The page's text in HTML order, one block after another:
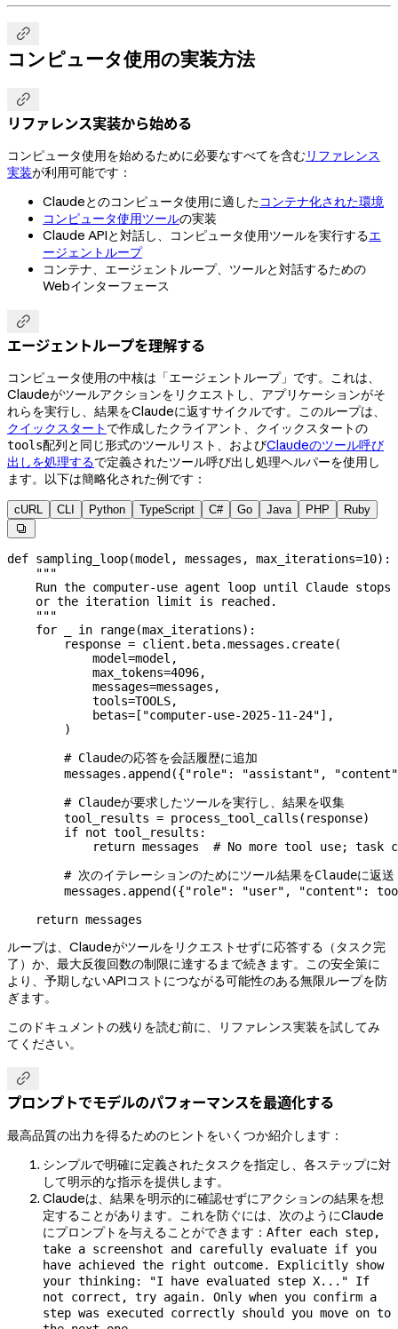

コンピュータ使用の実装方法

リファレンス実装から始める
コンピュータ使用を始めるために必要なすべてを含むリファレンス
実装が利用可能です：
Claudeとのコンピュータ使用に適したコンテナ化された環境
コンピュータ使用ツールの実装
Claude APIと対話し、コンピュータ使用ツールを実行するエ
ージェントループ
コンテナ、エージェントループ、ツールと対話するための
Webインターフェース

エージェントループを理解する
コンピュータ使用の中核は「エージェントループ」です。これは、
Claudeがツールアクションをリクエストし、アプリケーションがそ
れらを実行し、結果をClaudeに返すサイクルです。このループは、
クイックスタート で作成したクライアント、クイックスタートの
tools配列と同じ形式のツールリスト、およびClaudeのツール呼び
出しを処理するで定義されたツール呼び出し処理ヘルパーを使用し
ます。以下は簡略化された例です：
cURL CLI Python TypeScript C# Go Java PHP Ruby

def sampling_loop(model , messages , max_iterations=10):
    """
Run the computer-use agent loop until Claude stops
    or the iteration limit is reached.
    """
    for
in range(max_iterations):
        response
= client.beta.messages.create(
            model
=model,
            max_tokens
=4096,
            messages
=messages,
            tools
=TOOLS,
            betas
= [ "computer-use-2025-11-24"],
        )
        # Claudeの応答を会話履歴に追加
        messages.append({
"role" : "assistant" ,
"content"
        # Claudeが要求したツールを実行し、結果を収集
        tool_results
= process_tool_calls(response)
        if
not tool_results:
            return
messages # No more tool use; task
        # 次のイテレーションのためにツール結果をClaudeに返送
        messages.append({
"role" : "user" , "content" :
    return
messages
ループは、Claudeがツールをリクエストせずに応答する（タスク完
了）か、最大反復回数の制限に達するまで続きます。この安全策に
より、予期しないAPIコストにつながる可能性のある無限ループを防
ぎます。
このドキュメントの残りを読む前に、リファレンス実装を試してみ
てください。

プロンプトでモデルのパフォーマンスを最適化する
最高品質の出力を得るためのヒントをいくつか紹介します：
シンプルで明確に定義されたタスクを指定し、各ステップに対
して明示的な指示を提供します。
Claudeは、結果を明示的に確認せずにアクションの結果を想
定することがあります。これを防ぐには、次のようにClaude
にプロンプトを与えることができます： After each step,
take a screenshot and carefully evaluate if you
have achieved the right outcome. Explicitly show
your thinking: "I have evaluated step X..." If
not correct, try again. Only when you confirm a
step was executed correctly should you move on to